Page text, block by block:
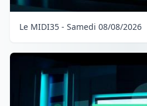
Le MIDI35 - Samedi 08/08/2026